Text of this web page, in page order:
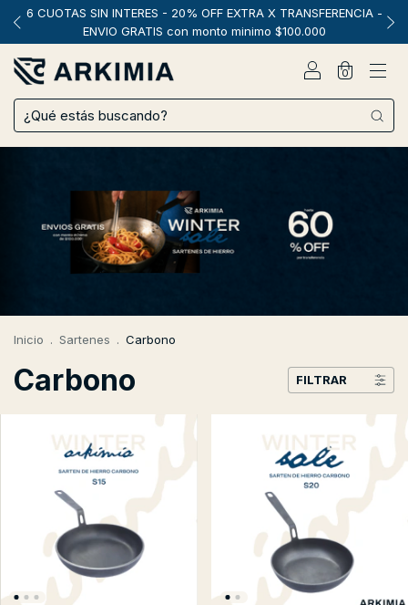
6 CUOTAS SIN INTERES - 20% OFF EXTRA X TRANSFERENCIA -
ENVIO GRATIS con monto minimo $100.000
0
Inicio . Sartenes . Carbono
Carbono FILTRAR